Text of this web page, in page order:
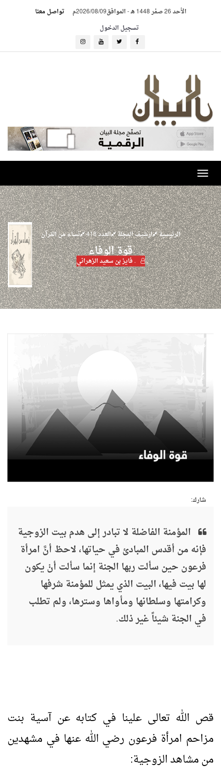
الأحد 26 صفر 1448 هـ -الموافق2026/08/09م
تواصل معنا
تسجيل الدخول
Toggle
navigation
الرئيسية ارشيف المجلة العدد 418 نساء من القرآن
قوة الوفاء
. فايز بن سعيد الزهراني
شارك:
المؤمنة الفاضلة لا تبادر إلى هدم بيت الزوجية
فإنه من أقدس المبادئ في حياتها، لاحظ أنَّ امرأة
فرعون حين سألت ربها الجنة إنما سألت أنْ يكون
لها بيت فيها، البيت الذي يمثل للمؤمنة شرفها
وكرامتها وسلطانها ومأواها وسترها، ولم تطلب
في الجنة شيئاً غير ذلك.
قص الله تعالى علينا في كتابه عن آسية بنت
مزاحم امرأة فرعون رضي الله عنها في مشهدين
من مشاهد الزوجية: